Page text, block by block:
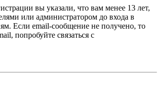
вы указали, что вам менее 13 лет,
или администратором до входа в
Если email-сообщение не получено, то
попробуйте связаться с